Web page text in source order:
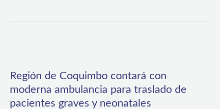
Región de Coquimbo contará con
moderna ambulancia para traslado de
pacientes graves y neonatales
Coquimbo